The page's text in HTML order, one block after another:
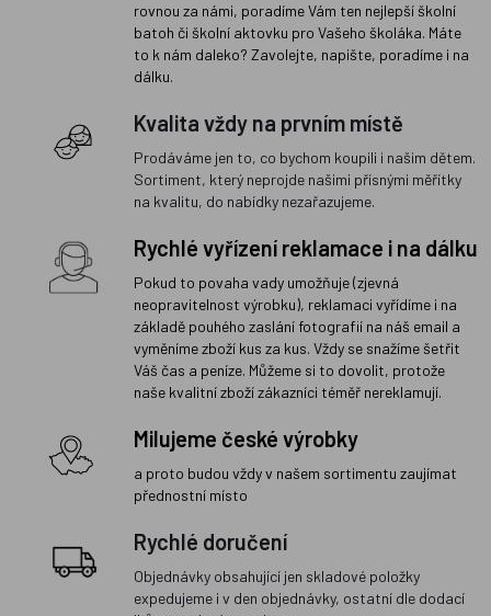
rovnou za námi, poradíme Vám ten nejlepší školní
batoh či školní aktovku pro Vašeho školáka. Máte
to k nám daleko? Zavolejte, napište, poradíme i na
dálku.
Kvalita vždy na prvním místě
Prodáváme jen to, co bychom koupili i našim dětem.
Sortiment, který neprojde našimi přísnými měřítky
na kvalitu, do nabídky nezařazujeme.
Rychlé vyřízení reklamace i na dálku
Pokud to povaha vady umožňuje (zjevná
neopravitelnost výrobku), reklamaci vyřídíme i na
základě pouhého zaslání fotografií na náš email a
vyměníme zboží kus za kus. Vždy se snažíme šetřit
Váš čas a peníze. Můžeme si to dovolit, protože
naše kvalitní zboží zákazníci téměř nereklamují.
Milujeme české výrobky
a proto budou vždy v našem sortimentu zaujímat
přednostní místo
Rychlé doručení
Objednávky obsahující jen skladové položky
expedujeme i v den objednávky, ostatní dle dodací